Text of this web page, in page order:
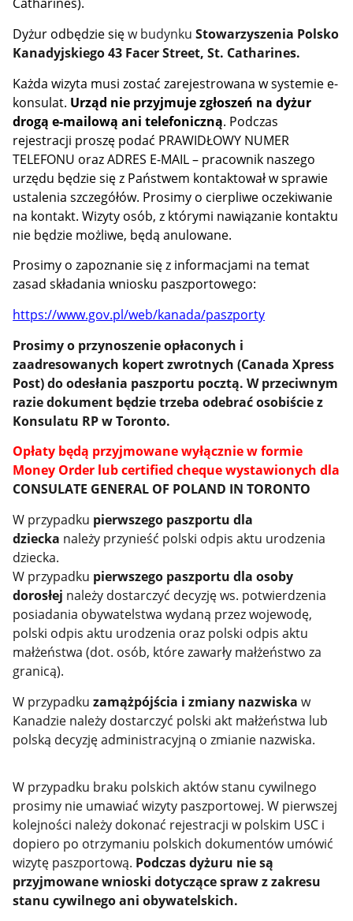
Dyżur odbędzie sięw budynkuStowarzyszenia Polsko
Kanadyjskiego 43 Facer Street, St. Catharines.
Każda wizyta musi zostać zarejestrowana w systemie e-
konsulat. Urząd nie przyjmuje zgłoszeń na dyżur
drogą e-mailową ani telefoniczną. Podczas
rejestracji proszę podać PRAWIDŁOWY NUMER
TELEFONU oraz ADRES E-MAIL – pracownik naszego
urzędu będzie się z Państwem kontaktował w sprawie
ustalenia szczegółów. Prosimy o cierpliwe oczekiwanie
na kontakt. Wizyty osób, z którymi nawiązanie kontaktu
nie będzie możliwe, będą anulowane.
Prosimy o zapoznanie się z informacjami na temat
zasad składania wniosku paszportowego:
https://www.gov.pl/web/kanada/paszporty
Prosimy o przynoszenie opłaconych i
zaadresowanych kopert zwrotnych (Canada Xpress
Post) do odesłania paszportu pocztą. W przeciwnym
razie dokument będzie trzeba odebrać osobiście z
Konsulatu RP w Toronto.
Opłaty będą przyjmowane wyłącznie w formie
Money Order lub certified cheque wystawionych dla
CONSULATE GENERAL OF POLAND IN TORONTO
W przypadku pierwszego paszportu dla
dziecka należy przynieść polski odpis aktu urodzenia
dziecka.
W przypadku pierwszego paszportu dla osoby
dorosłej należy dostarczyć decyzję ws. potwierdzenia
posiadania obywatelstwa wydaną przez wojewodę,
polski odpis aktu urodzenia oraz polski odpis aktu
małżeństwa (dot. osób, które zawarły małżeństwo za
granicą).
W przypadkuzamążpójścia i zmiany nazwiska w
Kanadzie należy dostarczyć polski akt małżeństwa lub
polską decyzję administracyjną o zmianie nazwiska.
W przypadku braku polskich aktów stanu cywilnego
prosimy nie umawiać wizyty paszportowej. W pierwszej
kolejności należy dokonać rejestracji w polskim USC i
dopiero po otrzymaniu polskich dokumentów umówić
wizytę paszportową. Podczas dyżuru nie są
przyjmowane wnioski dotyczące spraw z zakresu
stanu cywilnego ani obywatelskich.